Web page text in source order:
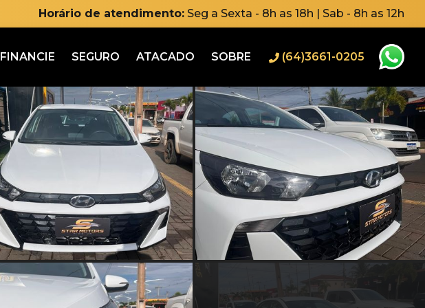
Horário de atendimento: Seg a Sexta - 8h as 18h | Sab - 8h as 12h
FINANCIE SEGURO ATACADO SOBRE (64)3661-0205